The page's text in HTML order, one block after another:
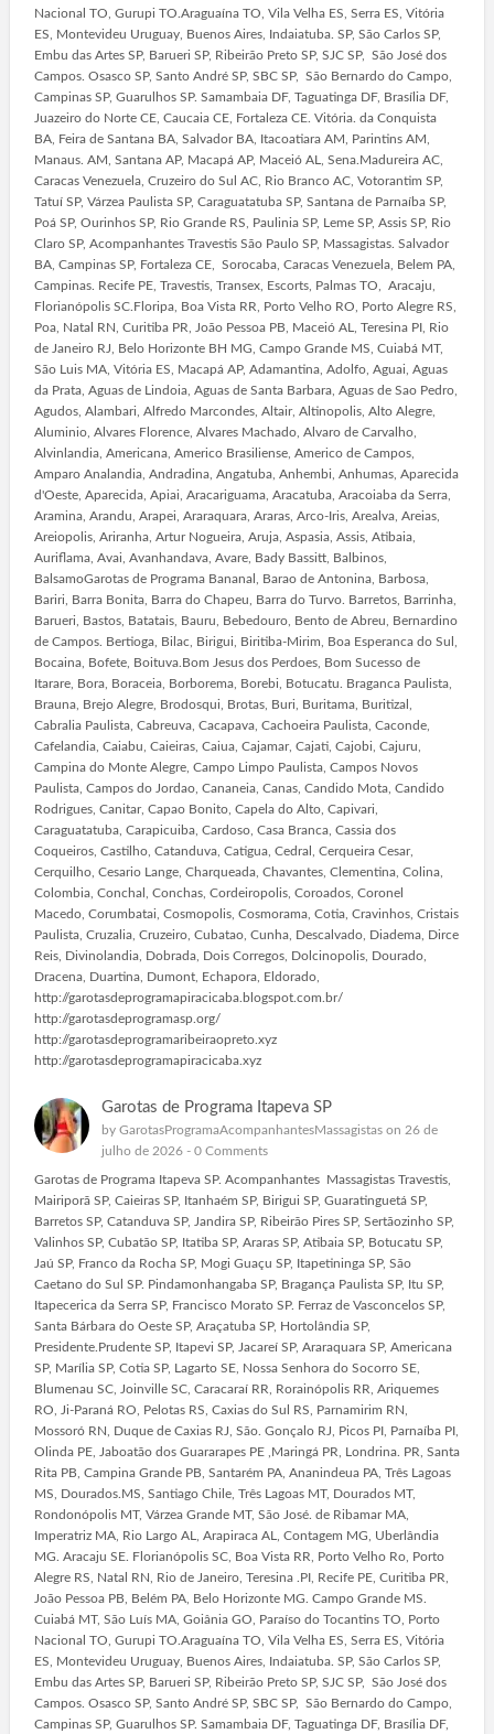
Nacional TO, Gurupi TO.Araguaína TO, Vila Velha ES, Serra ES, Vitória
ES, Montevideu Uruguay, Buenos Aires, Indaiatuba. SP, São Carlos SP,
Embu das Artes SP, Barueri SP, Ribeirão Preto SP, SJC SP, São José dos
Campos. Osasco SP, Santo André SP, SBC SP, São Bernardo do Campo,
Campinas SP, Guarulhos SP. Samambaia DF, Taguatinga DF, Brasília DF,
Juazeiro do Norte CE, Caucaia CE, Fortaleza CE. Vitória. da Conquista
BA, Feira de Santana BA, Salvador BA, Itacoatiara AM, Parintins AM,
Manaus. AM, Santana AP, Macapá AP, Maceió AL, Sena.Madureira AC,
Caracas Venezuela, Cruzeiro do Sul AC, Rio Branco AC, Votorantim SP,
Tatuí SP, Várzea Paulista SP, Caraguatatuba SP, Santana de Parnaíba SP,
Poá SP, Ourinhos SP, Rio Grande RS, Paulinia SP, Leme SP, Assis SP, Rio
Claro SP, Acompanhantes Travestis São Paulo SP, Massagistas. Salvador
BA, Campinas SP, Fortaleza CE, Sorocaba, Caracas Venezuela, Belem PA,
Campinas. Recife PE, Travestis, Transex, Escorts, Palmas TO, Aracaju,
Florianópolis SC.Floripa, Boa Vista RR, Porto Velho RO, Porto Alegre RS,
Poa, Natal RN, Curitiba PR, João Pessoa PB, Maceió AL, Teresina PI, Rio
de Janeiro RJ, Belo Horizonte BH MG, Campo Grande MS, Cuiabá MT,
São Luis MA, Vitória ES, Macapá AP, Adamantina, Adolfo, Aguai, Aguas
da Prata, Aguas de Lindoia, Aguas de Santa Barbara, Aguas de Sao Pedro,
Agudos, Alambari, Alfredo Marcondes, Altair, Altinopolis, Alto Alegre,
Aluminio, Alvares Florence, Alvares Machado, Alvaro de Carvalho,
Alvinlandia, Americana, Americo Brasiliense, Americo de Campos,
Amparo Analandia, Andradina, Angatuba, Anhembi, Anhumas, Aparecida
d'Oeste, Aparecida, Apiai, Aracariguama, Aracatuba, Aracoiaba da Serra,
Aramina, Arandu, Arapei, Araraquara, Araras, Arco-Iris, Arealva, Areias,
Areiopolis, Ariranha, Artur Nogueira, Aruja, Aspasia, Assis, Atibaia,
Auriflama, Avai, Avanhandava, Avare, Bady Bassitt, Balbinos,
BalsamoGarotas de Programa Bananal, Barao de Antonina, Barbosa,
Bariri, Barra Bonita, Barra do Chapeu, Barra do Turvo. Barretos, Barrinha,
Barueri, Bastos, Batatais, Bauru, Bebedouro, Bento de Abreu, Bernardino
de Campos. Bertioga, Bilac, Birigui, Biritiba-Mirim, Boa Esperanca do Sul,
Bocaina, Bofete, Boituva.Bom Jesus dos Perdoes, Bom Sucesso de
Itarare, Bora, Boraceia, Borborema, Borebi, Botucatu. Braganca Paulista,
Brauna, Brejo Alegre, Brodosqui, Brotas, Buri, Buritama, Buritizal,
Cabralia Paulista, Cabreuva, Cacapava, Cachoeira Paulista, Caconde,
Cafelandia, Caiabu, Caieiras, Caiua, Cajamar, Cajati, Cajobi, Cajuru,
Campina do Monte Alegre, Campo Limpo Paulista, Campos Novos
Paulista, Campos do Jordao, Cananeia, Canas, Candido Mota, Candido
Rodrigues, Canitar, Capao Bonito, Capela do Alto, Capivari,
Caraguatatuba, Carapicuiba, Cardoso, Casa Branca, Cassia dos
Coqueiros, Castilho, Catanduva, Catigua, Cedral, Cerqueira Cesar,
Cerquilho, Cesario Lange, Charqueada, Chavantes, Clementina, Colina,
Colombia, Conchal, Conchas, Cordeiropolis, Coroados, Coronel
Macedo, Corumbatai, Cosmopolis, Cosmorama, Cotia, Cravinhos, Cristais
Paulista, Cruzalia, Cruzeiro, Cubatao, Cunha, Descalvado, Diadema, Dirce
Reis, Divinolandia, Dobrada, Dois Corregos, Dolcinopolis, Dourado,
Dracena, Duartina, Dumont, Echapora, Eldorado,
http://garotasdeprogramapiracicaba.blogspot.com.br/
http://garotasdeprogramasp.org/
http://garotasdeprogramaribeiraopreto.xyz
http://garotasdeprogramapiracicaba.xyz
Garotas de Programa Itapeva SP
by GarotasProgramaAcompanhantesMassagistason 26 de
julho de 2026 - 0 Comments
Garotas de Programa Itapeva SP. Acompanhantes Massagistas Travestis,
Mairiporã SP, Caieiras SP, Itanhaém SP, Birigui SP, Guaratinguetá SP,
Barretos SP, Catanduva SP, Jandira SP, Ribeirão Pires SP, Sertãozinho SP,
Valinhos SP, Cubatão SP, Itatiba SP, Araras SP, Atibaia SP, Botucatu SP,
Jaú SP, Franco da Rocha SP, Mogi Guaçu SP, Itapetininga SP, São
Caetano do Sul SP. Pindamonhangaba SP, Bragança Paulista SP, Itu SP,
Itapecerica da Serra SP, Francisco Morato SP. Ferraz de Vasconcelos SP,
Santa Bárbara do Oeste SP, Araçatuba SP, Hortolândia SP,
Presidente.Prudente SP, Itapevi SP, Jacareí SP, Araraquara SP, Americana
SP, Marília SP, Cotia SP, Lagarto SE, Nossa Senhora do Socorro SE,
Blumenau SC, Joinville SC, Caracaraí RR, Rorainópolis RR, Ariquemes
RO, Ji-Paraná RO, Pelotas RS, Caxias do Sul RS, Parnamirim RN,
Mossoró RN, Duque de Caxias RJ, São. Gonçalo RJ, Picos PI, Parnaíba PI,
Olinda PE, Jaboatão dos Guararapes PE ,Maringá PR, Londrina. PR, Santa
Rita PB, Campina Grande PB, Santarém PA, Ananindeua PA, Três Lagoas
MS, Dourados.MS, Santiago Chile, Três Lagoas MT, Dourados MT,
Rondonópolis MT, Várzea Grande MT, São José. de Ribamar MA,
Imperatriz MA, Rio Largo AL, Arapiraca AL, Contagem MG, Uberlândia
MG. Aracaju SE. Florianópolis SC, Boa Vista RR, Porto Velho Ro, Porto
Alegre RS, Natal RN, Rio de Janeiro, Teresina .PI, Recife PE, Curitiba PR,
João Pessoa PB, Belém PA, Belo Horizonte MG. Campo Grande MS.
Cuiabá MT, São Luís MA, Goiânia GO, Paraíso do Tocantins TO, Porto
Nacional TO, Gurupi TO.Araguaína TO, Vila Velha ES, Serra ES, Vitória
ES, Montevideu Uruguay, Buenos Aires, Indaiatuba. SP, São Carlos SP,
Embu das Artes SP, Barueri SP, Ribeirão Preto SP, SJC SP, São José dos
Campos. Osasco SP, Santo André SP, SBC SP, São Bernardo do Campo,
Campinas SP, Guarulhos SP. Samambaia DF, Taguatinga DF, Brasília DF,